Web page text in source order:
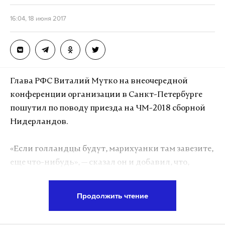
16:04, 18 июня 2017
Глава РФС Виталий Мутко на внеочередной
конференции организации в Санкт-Петербурге
пошутил по поводу приезда на ЧМ-2018 сборной
Нидерландов.
«Если голландцы будут, марихуанки там завезите,
еще что-нибудь», — сказал он и добавил, что,
Продолжить чтение